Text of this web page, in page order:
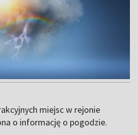
miejsc w rejonie
o informację o pogodzie.